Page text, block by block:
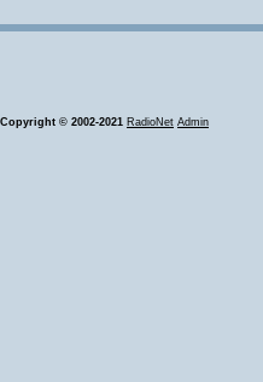
Copyright © 2002-2021 RadioNet Admin